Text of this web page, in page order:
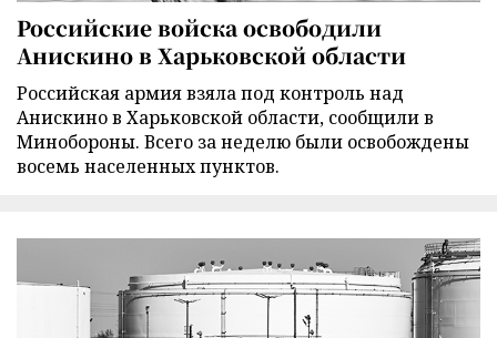
Российские войска освободили
Анискино в Харьковской области
Российская армия взяла под контроль над
Анискино в Харьковской области, сообщили в
Минобороны. Всего за неделю были освобождены
восемь населенных пунктов.